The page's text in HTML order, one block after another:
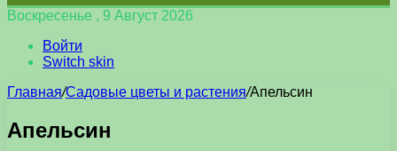
Воскресенье , 9 Август 2026
Войти
Switch skin
Главная/Садовые цветы и растения/Апельсин
Апельсин